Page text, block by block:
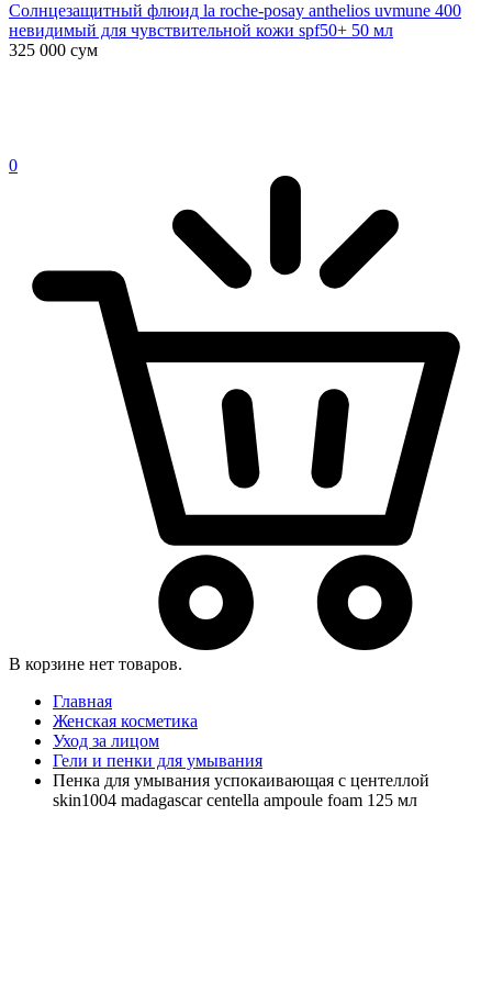
Солнцезащитный флюид la roche-posay anthelios uvmune 400
невидимый для чувствительной кожи spf50+ 50 мл
325 000 сум
0
В корзине нет товаров.
Главная
Женская косметика
Уход за лицом
Гели и пенки для умывания
Пенка для умывания успокаивающая с центеллой
skin1004 madagascar centella ampoule foam 125 мл